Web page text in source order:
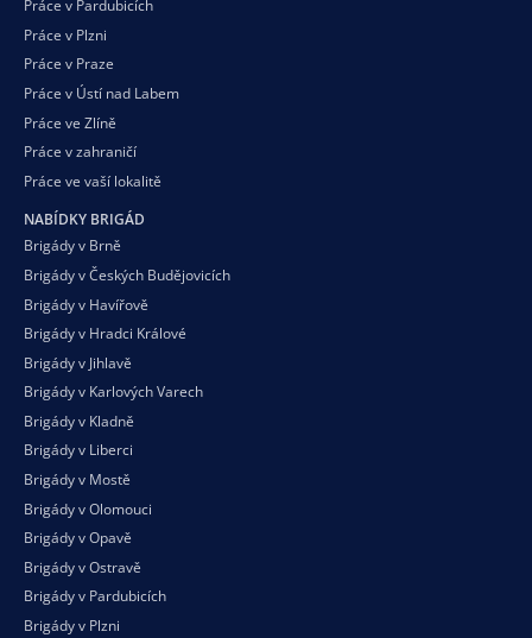
Práce v Pardubicích
Práce v Plzni
Práce v Praze
Práce v Ústí nad Labem
Práce ve Zlíně
Práce v zahraničí
Práce ve vaší lokalitě
NABÍDKY BRIGÁD
Brigády v Brně
Brigády v Českých Budějovicích
Brigády v Havířově
Brigády v Hradci Králové
Brigády v Jihlavě
Brigády v Karlových Varech
Brigády v Kladně
Brigády v Liberci
Brigády v Mostě
Brigády v Olomouci
Brigády v Opavě
Brigády v Ostravě
Brigády v Pardubicích
Brigády v Plzni